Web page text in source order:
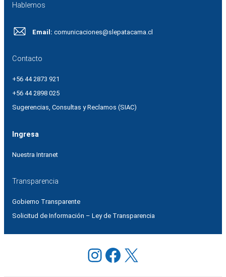
Hablemos
Email: comunicaciones@slepatacama.cl
Contacto
+56 44 2873 921
+56 44 2898 025
Sugerencias, Consultas y Reclamos (SIAC)
Ingresa
Nuestra Intranet
Transparencia
Gobierno Transparente
Solicitud de Información – Ley de Transparencia
Instagram
Facebook
X